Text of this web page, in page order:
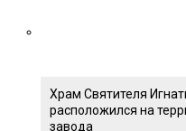
Храм Святителя
расположился на
завода